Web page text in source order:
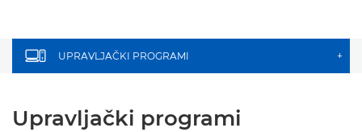
UPRAVLJAČKI PROGRAMI +
Upravljački programi